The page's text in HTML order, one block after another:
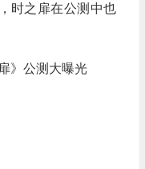
时之扉在公测中也